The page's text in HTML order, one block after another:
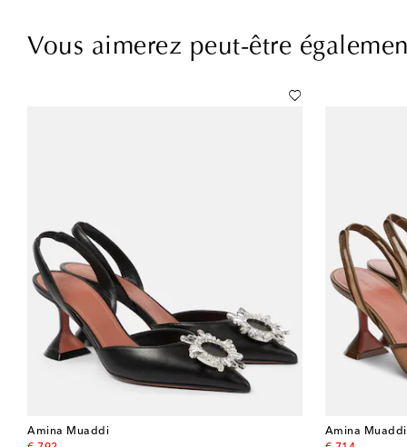
Vous aimerez peut-être
Amina Muaddi
Amina Muaddi